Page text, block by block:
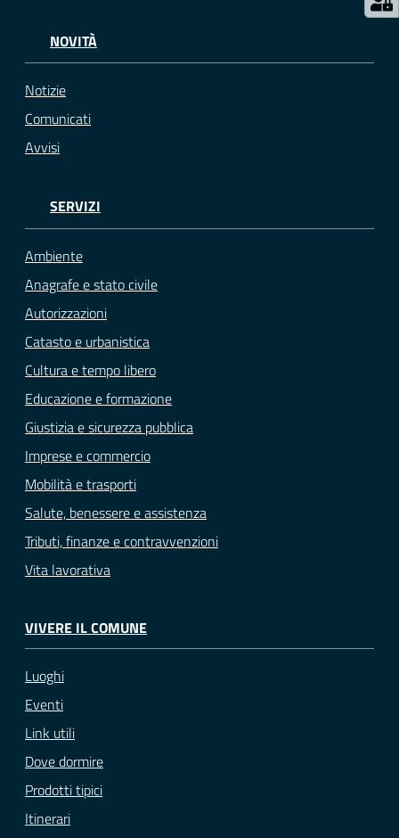
NOVITÀ
Notizie
Comunicati
Avvisi
SERVIZI
Ambiente
Anagrafe e stato civile
Autorizzazioni
Catasto e urbanistica
Cultura e tempo libero
Educazione e formazione
Giustizia e sicurezza pubblica
Imprese e commercio
Mobilità e trasporti
Salute, benessere e assistenza
Tributi, finanze e contravvenzioni
Vita lavorativa
VIVERE IL COMUNE
Luoghi
Eventi
Link utili
Dove dormire
Prodotti tipici
Itinerari